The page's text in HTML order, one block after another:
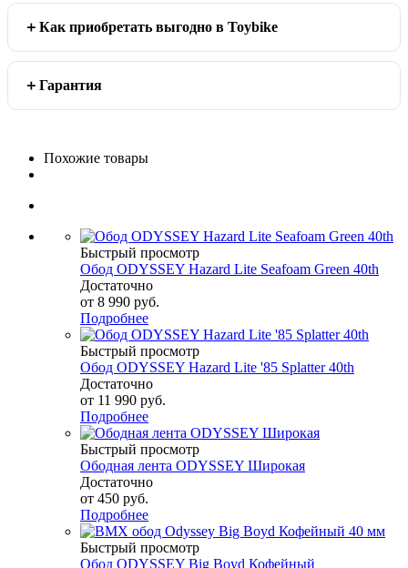
Как приобретать выгодно в Toybike
Гарантия
Похожие товары
Быстрый просмотр
Обод ODYSSEY Hazard Lite Seafoam Green 40th
Достаточно
от 8 990 руб.
Подробнее
Быстрый просмотр
Обод ODYSSEY Hazard Lite '85 Splatter 40th
Достаточно
от 11 990 руб.
Подробнее
Быстрый просмотр
Ободная лента ODYSSEY Широкая
Достаточно
от 450 руб.
Подробнее
Быстрый просмотр
Обод ODYSSEY Big Boyd Кофейный